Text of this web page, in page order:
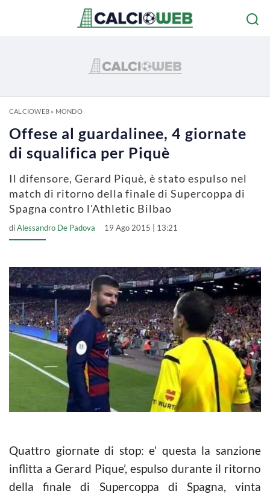
CALCIOWEB» MONDO
Offese al guardalinee, 4 giornate
di squalifica per Piquè
Il difensore, Gerard Piquè, è stato espulso nel
match di ritorno della finale di Supercoppa di
Spagna contro l'Athletic Bilbao
diAlessandro De Padova 19 Ago 2015 | 13:21
Quattro giornate di stop: e’ questa la sanzione
inflitta a Gerard Pique’, espulso durante il ritorno
della finale di Supercoppa di Spagna, vinta